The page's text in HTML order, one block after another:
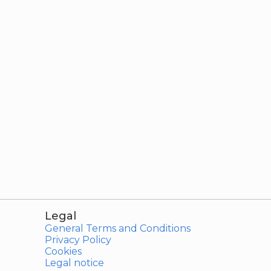
Legal
General Terms and Conditions
Privacy Policy
Cookies
Legal notice